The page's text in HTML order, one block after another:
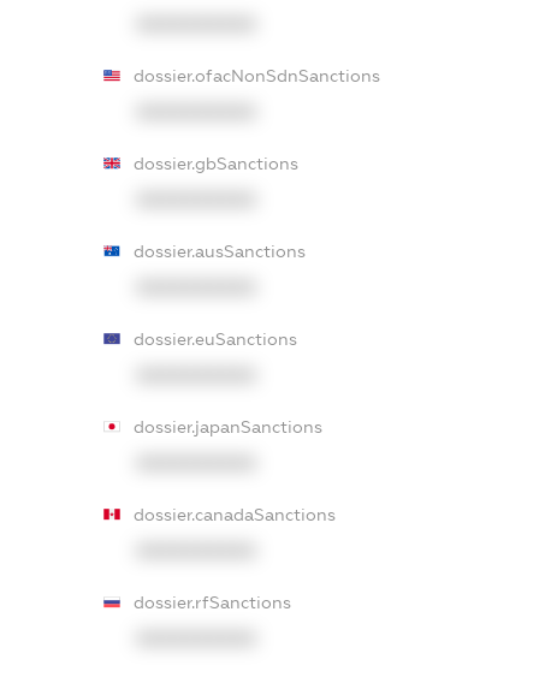
dossier.ofacNonSdnSanctions
dossier.gbSanctions
dossier.ausSanctions
dossier.euSanctions
dossier.japanSanctions
dossier.canadaSanctions
dossier.rfSanctions